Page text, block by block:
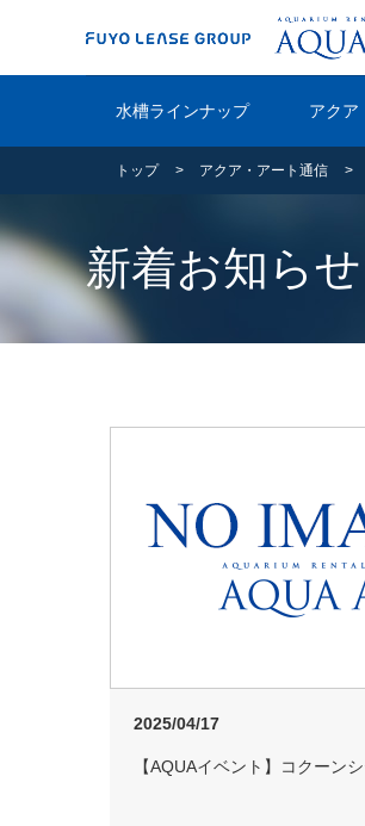
水槽ラインナップ アクア
トップ アクア・アート通信
新着お知らせ
2025/04/17
【AQUAイベント】コクーン